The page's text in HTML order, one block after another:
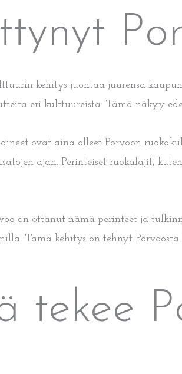
kehitys juontaa juurensa
eri kulttuureista. Tämä näkyy
ovat aina olleet Porvoon
ajan. Perinteiset ruokalajit,
on ottanut nämä perinteet ja
Tämä kehitys on tehnyt
tekee